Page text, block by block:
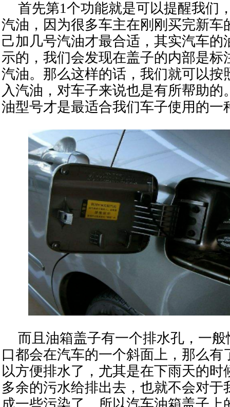
首先第1个功能就是可以提醒我们
汽油，因为很多车主在刚刚买完新车
己加几号汽油才最合适，其实汽车的
示的，我们会发现在盖子的内部是标
汽油。 那么这样的话，我们就可以按
入汽油，对车子来说也是有所帮助的
油型号才是最适合我们车子使用的一
而且油箱盖子有一个排水孔，一
口都会在汽车的一个斜面上，那么有
以方便排水了，尤其是在下雨天的时
多余的污水给排出去，也就不会对于
成一些污染了。 所以汽车油箱盖子上